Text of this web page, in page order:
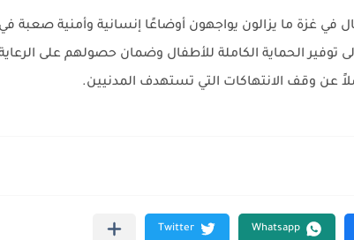
في غزة ما يزالون يواجهون أوضاعًا إنسانية وأمنية صعبة
توفير الحماية الكاملة للأطفال وضمان حصولهم على
عن وقف الانتهاكات التي تستهدف المدنيين.